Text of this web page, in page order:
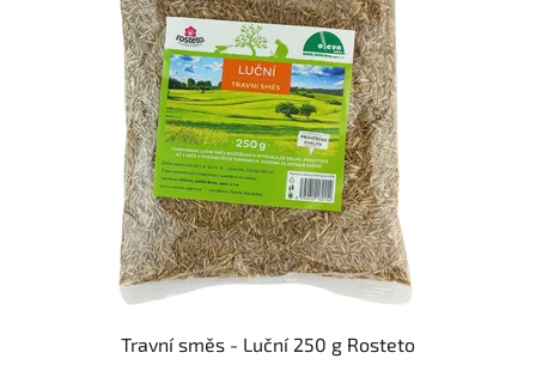
Travní směs - Luční 250 g Rosteto